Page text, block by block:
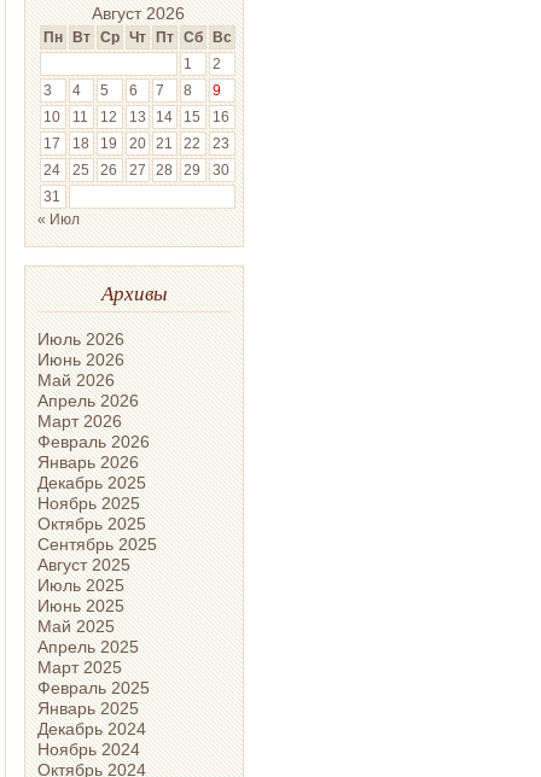
Август 2026
Пн Вт Ср Чт Пт Сб Вс
1
2
3
4 5 6 7 8
9
10
11 12 13 14 15
16
17
18 19 20 21 22
23
24
25 26 27 28 29
30
31
« Июл
Архивы
Июль 2026
Июнь 2026
Май 2026
Апрель 2026
Март 2026
Февраль 2026
Январь 2026
Декабрь 2025
Ноябрь 2025
Октябрь 2025
Сентябрь 2025
Август 2025
Июль 2025
Июнь 2025
Май 2025
Апрель 2025
Март 2025
Февраль 2025
Январь 2025
Декабрь 2024
Ноябрь 2024
Октябрь 2024